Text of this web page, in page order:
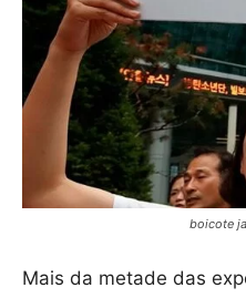
boicote
Mais da metade das